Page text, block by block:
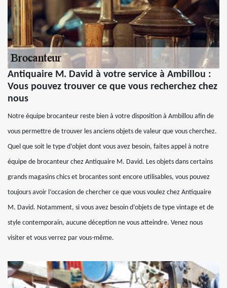
Antiquaire M. David à votre service à Ambillou :
Vous pouvez trouver ce que vous recherchez chez
nous
Notre équipe brocanteur reste bien à votre disposition à Ambillou afin de
vous permettre de trouver les anciens objets de valeur que vous cherchez.
Quel que soit le type d’objet dont vous avez besoin, faites appel à notre
équipe de brocanteur chez Antiquaire M. David. Les objets dans certains
grands magasins chics et brocantes sont encore utilisables, vous pouvez
toujours avoir l’occasion de chercher ce que vous voulez chez Antiquaire
M. David. Notamment, si vous avez besoin d’objets de type vintage et de
style contemporain, aucune déception ne vous atteindre. Venez nous
visiter et vous verrez par vous-même.